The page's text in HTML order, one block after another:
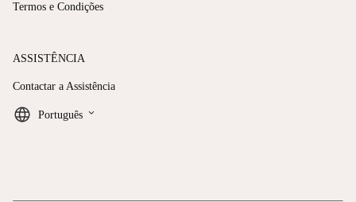
Termos e Condições
ASSISTÊNCIA
Contactar a Assistência
Português keyboard_arrow_down